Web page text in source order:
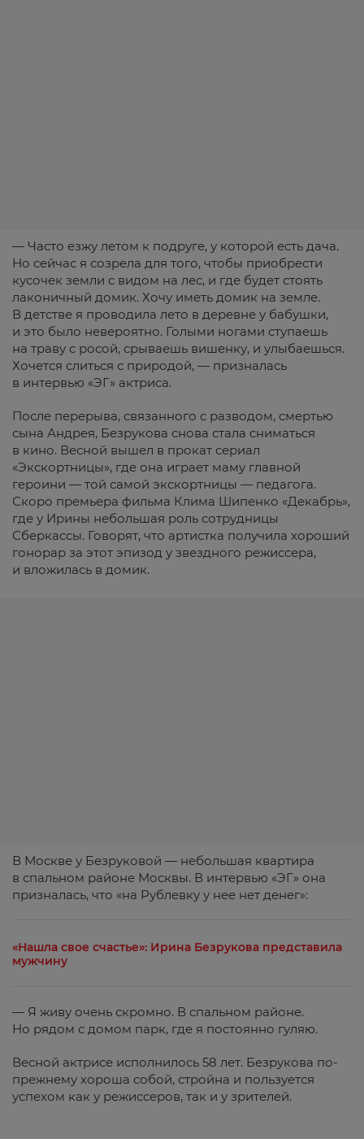
— Часто езжу летом к подруге, у которой есть дача.
Но сейчас я созрела для того, чтобы приобрести
кусочек земли с видом на лес, и где будет стоять
лаконичный домик. Хочу иметь домик на земле.
В детстве я проводила лето в деревне у бабушки,
и это было невероятно. Голыми ногами ступаешь
на траву с росой, срываешь вишенку, и улыбаешься.
Хочется слиться с природой, — призналась
в интервью «ЭГ» актриса.
После перерыва, связанного с разводом, смертью
сына Андрея, Безрукова снова стала сниматься
в кино. Весной вышел в прокат сериал
«Экскортницы», где она играет маму главной
героини — той самой экскортницы — педагога.
Скоро премьера фильма Клима Шипенко «Декабрь»,
где у Ирины небольшая роль сотрудницы
Сберкассы. Говорят, что артистка получила хороший
гонорар за этот эпизод у звездного режиссера,
и вложилась в домик.
В Москве у Безруковой — небольшая квартира
в спальном районе Москвы. В интервью «ЭГ» она
призналась, что «на Рублевку у нее нет денег»:
«Нашла свое счастье»: Ирина Безрукова представила
мужчину
— Я живу очень скромно. В спальном районе.
Но рядом с домом парк, где я постоянно гуляю.
Весной актрисе исполнилось 58 лет. Безрукова по-
прежнему хороша собой, стройна и пользуется
успехом как у режиссеров, так и у зрителей.